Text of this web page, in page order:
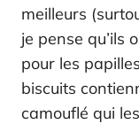
meilleurs
je pense qu’ils
pour les
biscuits
camouflé qui